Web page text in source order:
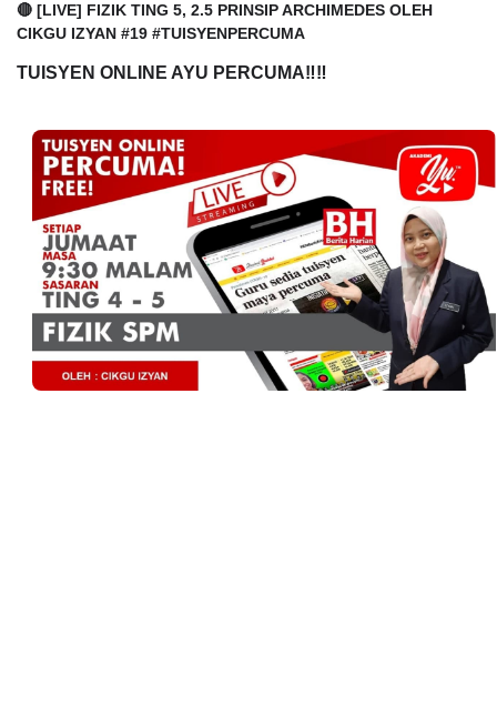
🔴 [LIVE] FIZIK TING 5, 2.5 PRINSIP ARCHIMEDES OLEH
CIKGU IZYAN #19 #TUISYENPERCUMA
TUISYEN ONLINE AYU PERCUMA‼️‼️